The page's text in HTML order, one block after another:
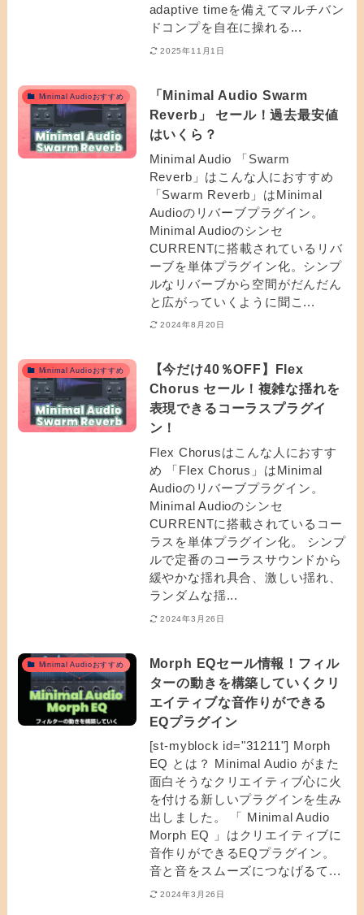
adaptive timeを備えてマルチバン
ドコンプを自在に操れる...
2025年11月1日
Minimal Audioおすすめ
「Minimal Audio Swarm
Reverb」 セール！過去最安値
はいくら？
Minimal Audio 「Swarm
Reverb」はこんな人におすすめ
「Swarm Reverb」はMinimal
Audioのリバーブプラグイン。
Minimal Audioのシンセ
CURRENTに搭載されているリバ
ーブを単体プラグイン化。シンプ
ルなリバーブから空間がだんだん
と広がっていくように聞こ...
2024年8月20日
Minimal Audioおすすめ
【今だけ40％OFF】Flex
Chorus セール！複雑な揺れを
表現できるコーラスプラグイ
ン！
Flex Chorusはこんな人におすす
め 「Flex Chorus」はMinimal
Audioのリバーブプラグイン。
Minimal Audioのシンセ
CURRENTに搭載されているコー
ラスを単体プラグイン化。 シンプ
ルで定番のコーラスサウンドから
緩やかな揺れ具合、激しい揺れ、
ランダムな揺...
2024年3月26日
Minimal Audioおすすめ
Morph EQセール情報！フィル
ターの動きを構築していくクリ
エイティブな音作りができる
EQプラグイン
[st-myblock id="31211"] Morph
EQ とは？ Minimal Audio がまた
面白そうなクリエイティブ心に火
を付ける新しいプラグインを生み
出しました。 「 Minimal Audio
Morph EQ 」はクリエイティブに
音作りができるEQプラグイン。
音と音をスムーズにつなげるて...
2024年3月26日